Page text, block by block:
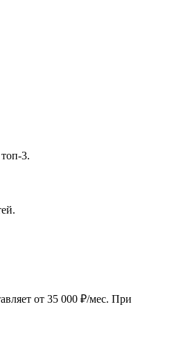
3.
от 35 000 ₽/мес. При